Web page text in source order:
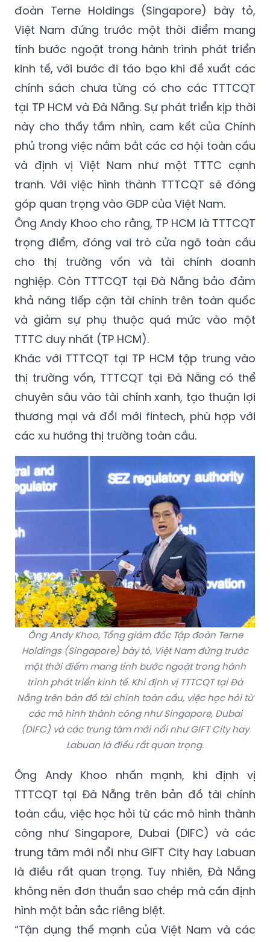
đoàn Terne Holdings (Singapore) bày tỏ,
Việt Nam đứng trước một thời điểm mang
tính bước ngoặt trong hành trình phát triển
kinh tế, với bước đi táo bạo khi đề xuất các
chính sách chưa từng có cho các TTTCQT
tại TP HCM và Đà Nẵng. Sự phát triển kịp thời
này cho thấy tầm nhìn, cam kết của Chính
phủ trong việc nắm bắt các cơ hội toàn cầu
và định vị Việt Nam như một TTTC cạnh
tranh. Với việc hình thành TTTCQT sẽ đóng
góp quan trọng vào GDP của Việt Nam.
Ông Andy Khoo cho rằng, TP HCM là TTTCQT
trọng điểm, đóng vai trò cửa ngõ toàn cầu
cho thị trường vốn và tài chính doanh
nghiệp. Còn TTTCQT tại Đà Nẵng bảo đảm
khả năng tiếp cận tài chính trên toàn quốc
và giảm sự phụ thuộc quá mức vào một
TTTC duy nhất (TP HCM).
Khác với TTTCQT tại TP HCM tập trung vào
thị trường vốn, TTTCQT tại Đà Nẵng có thể
chuyên sâu vào tài chính xanh, tạo thuận lợi
thương mại và đổi mới fintech, phù hợp với
các xu hướng thị trường toàn cầu.
Ông Andy Khoo, Tổng giám đốc Tập đoàn Terne
Holdings (Singapore) bày tỏ, Việt Nam đứng trước
một thời điểm mang tính bước ngoặt trong hành
trình phát triển kinh tế. Khi định vị TTTCQT tại Đà
Nẵng trên bản đồ tài chính toàn cầu, việc học hỏi từ
các mô hình thành công như Singapore, Dubai
(DIFC) và các trung tâm mới nổi như GIFT City hay
Labuan là điều rất quan trọng.
Ông Andy Khoo nhấn mạnh, khi định vị
TTTCQT tại Đà Nẵng trên bản đồ tài chính
toàn cầu, việc học hỏi từ các mô hình thành
công như Singapore, Dubai (DIFC) và các
trung tâm mới nổi như GIFT City hay Labuan
là điều rất quan trọng. Tuy nhiên, Đà Nẵng
không nên đơn thuần sao chép mà cần định
hình một bản sắc riêng biệt.
“Tận dụng thế mạnh của Việt Nam và các